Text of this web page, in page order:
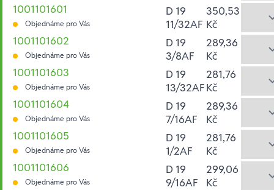
1001101601
Objednáme pro Vás
D 19
11/32AF
350,53
Kč
1001101602
Objednáme pro Vás
D 19
3/8AF
289,36
Kč
1001101603
Objednáme pro Vás
D 19
13/32AF
281,76
Kč
1001101604
Objednáme pro Vás
D 19
7/16AF
289,36
Kč
1001101605
Objednáme pro Vás
D 19
1/2AF
281,76
Kč
1001101606
Objednáme pro Vás
D 19
9/16AF
299,06
Kč